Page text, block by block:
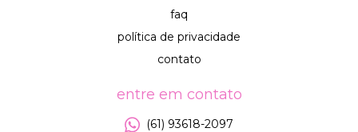
faq
política de privacidade
contato
entre em contato
(61) 93618-2097